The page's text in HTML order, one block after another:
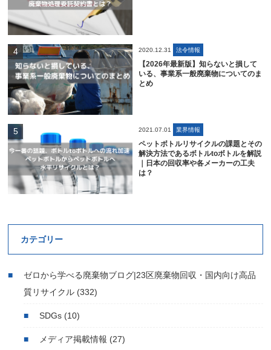
2020.12.31 法令情報
【2026年最新版】知らないと損して
いる、事業系一般廃棄物についてのま
とめ
2021.07.01 業界情報
ペットボトルリサイクルの課題とその
解決方法であるボトルtoボトルを解説
｜日本の回収率や各メーカーの工夫
は？
カテゴリー
ゼロから学べる廃棄物ブログ|23区廃棄物回収・国内向け高品
質リサイクル (332)
SDGs(10)
メディア掲載情報 (27)